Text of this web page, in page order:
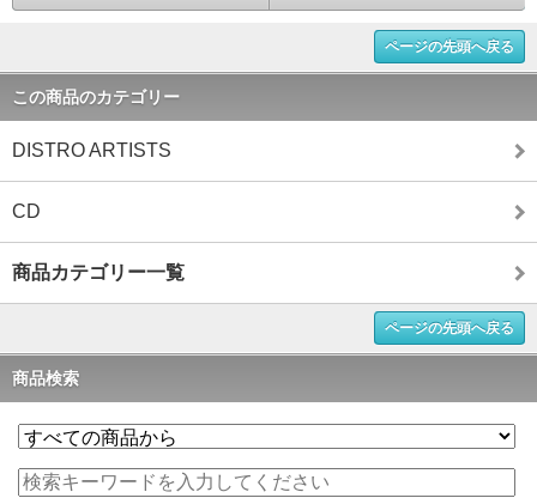
ページの先頭へ戻る
この商品のカテゴリー
DISTRO ARTISTS
CD
商品カテゴリー一覧
ページの先頭へ戻る
商品検索